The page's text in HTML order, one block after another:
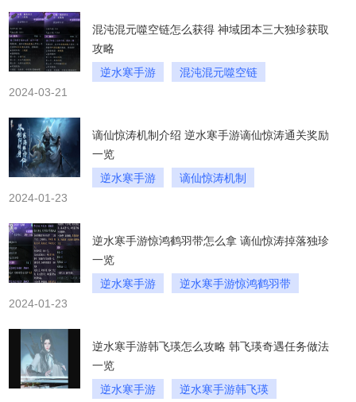
混沌混元噬空链怎么获得 神域团本三大独珍获取
攻略
逆水寒手游
混沌混元噬空链
2024-03-21
谪仙惊涛机制介绍 逆水寒手游谪仙惊涛通关奖励
一览
逆水寒手游
谪仙惊涛机制
2024-01-23
逆水寒手游惊鸿鹤羽带怎么拿 谪仙惊涛掉落独珍
一览
逆水寒手游
逆水寒手游惊鸿鹤羽带
2024-01-23
逆水寒手游韩飞瑛怎么攻略 韩飞瑛奇遇任务做法
一览
逆水寒手游
逆水寒手游韩飞瑛